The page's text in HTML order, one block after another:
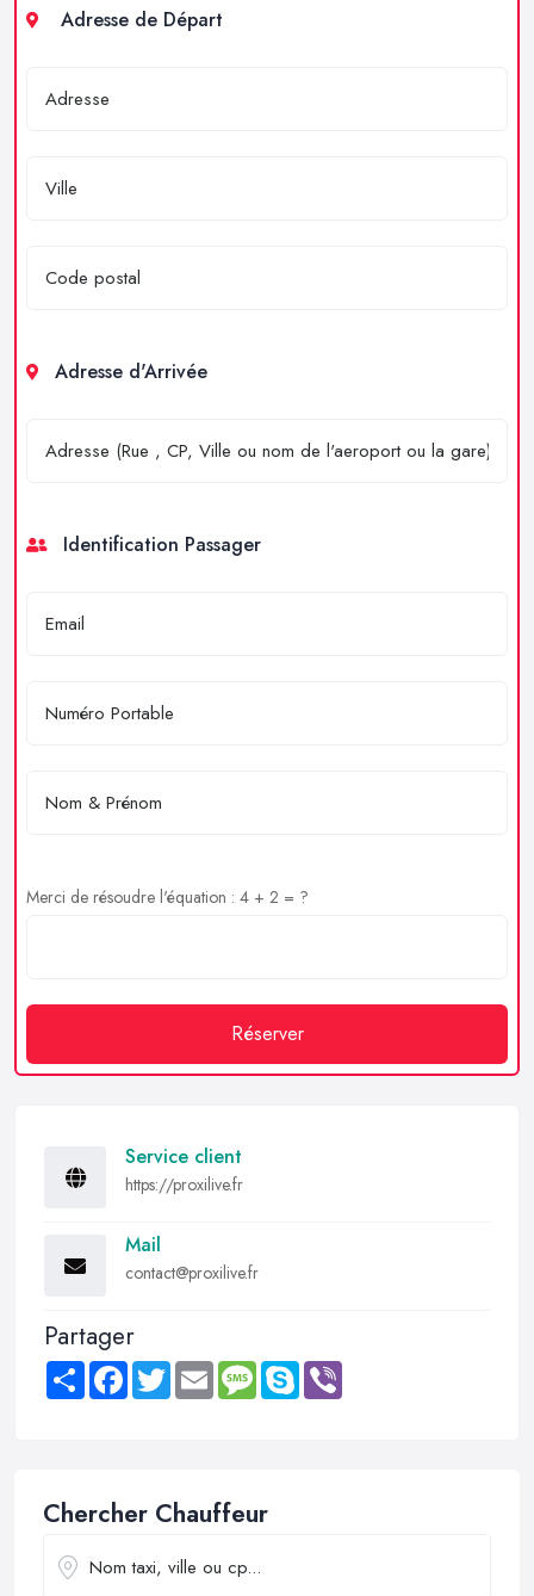
Adresse de Départ
Adresse d'Arrivée
Identification Passager
Merci de résoudre l'équation : 4 + 2 = ?
Réserver
Service client
https://proxilive.fr
Mail
contact@proxilive.fr
Partager
Share FacebookTwitter Email MessageSkype
Chercher Chauffeur